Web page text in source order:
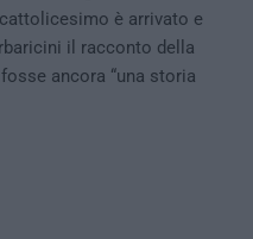
è arrivato e
il racconto della
ancora “una storia